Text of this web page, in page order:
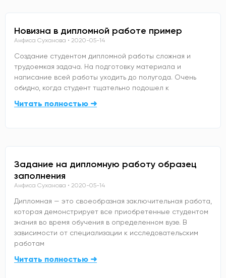
Новизна в дипломной работе пример
Анфиса Суханова 2020-05-14
Создание студентом дипломной работы сложная и
трудоемкая задача. На подготовку материала и
написание всей работы уходить до полугода. Очень
обидно, когда студент тщательно подошел к
Читать полностью ➜
Задание на дипломную работу образец
заполнения
Анфиса Суханова 2020-05-14
Дипломная — это своеобразная заключительная работа,
которая демонстрирует все приобретенные студентом
знания во время обучения в определенном вузе. В
зависимости от специализации к исследовательским
работам
Читать полностью ➜